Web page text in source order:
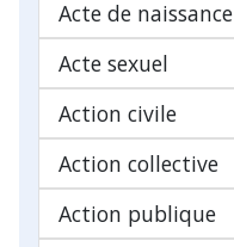
Acte de naissance
Acte sexuel
Action civile
Action collective
Action publique